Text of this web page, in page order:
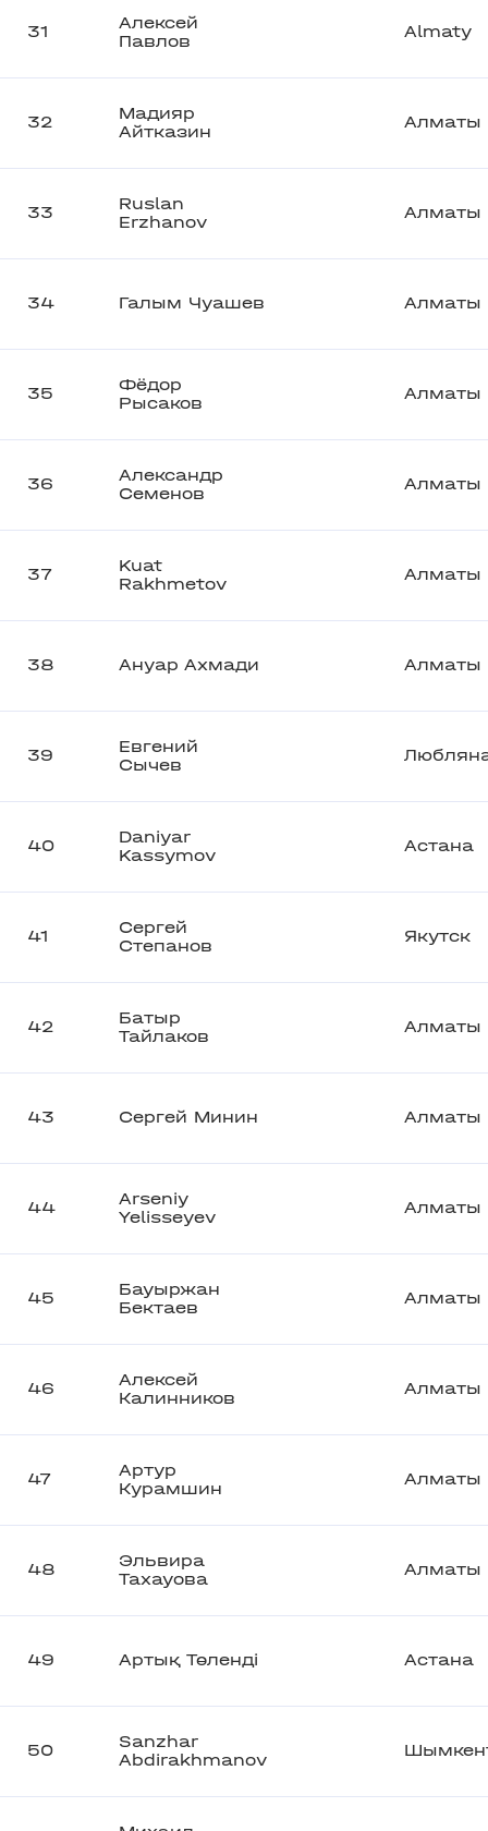
31
Алексей
Павлов
Almaty
32
Мадияр
Айтказин
Алматы
33
Ruslan
Erzhanov
Алматы
34 Галым Чуашев Алматы
35
Фёдор
Рысаков
Алматы
36
Александр
Семенов
Алматы
37
Kuat
Rakhmetov
Алматы
38 Ануар Ахмади Алматы
39
Евгений
Сычев
40
Daniyar
Kassymov
Астана
41
Сергей
Степанов
Якутск
42
Батыр
Тайлаков
Алматы
43 Сергей Минин Алматы
44
Arseniy
Yelisseyev
Алматы
45
Бауыржан
Бектаев
Алматы
46
Алексей
Калинников
Алматы
47
Артур
Курамшин
Алматы
48
Эльвира
Тахауова
Алматы
49 Артық Төленді Астана
50
Sanzhar
Abdirakhmanov